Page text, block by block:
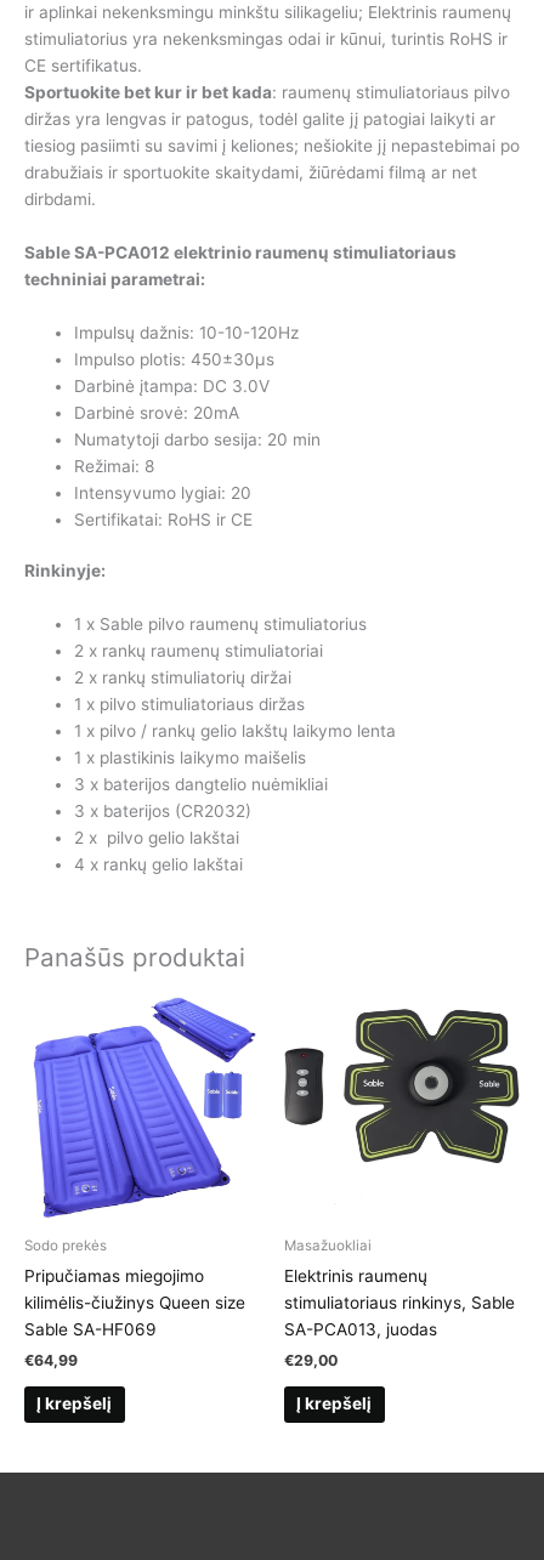
ir aplinkai nekenksmingu minkštu silikageliu; Elektrinis raumenų
stimuliatorius yra nekenksmingas odai ir kūnui, turintis RoHS ir
CE sertifikatus.
Sportuokite bet kur ir bet kada: raumenų stimuliatoriaus pilvo
diržas yra lengvas ir patogus, todėl galite jį patogiai laikyti ar
tiesiog pasiimti su savimi į keliones; nešiokite jį nepastebimai po
drabužiais ir sportuokite skaitydami, žiūrėdami filmą ar net
dirbdami.
Sable SA-PCA012 elektrinio raumenų stimuliatoriaus
techniniai parametrai:
Impulsų dažnis: 10-10-120Hz
Impulso plotis: 450±30μs
Darbinė įtampa: DC 3.0V
Darbinė srovė: 20mA
Numatytoji darbo sesija: 20 min
Režimai: 8
Intensyvumo lygiai: 20
Sertifikatai: RoHS ir CE
Rinkinyje:
1 x Sable pilvo raumenų stimuliatorius
2 x rankų raumenų stimuliatoriai
2 x rankų stimuliatorių diržai
1 x pilvo stimuliatoriaus diržas
1 x pilvo / rankų gelio lakštų laikymo lenta
1 x plastikinis laikymo maišelis
3 x baterijos dangtelio nuėmikliai
3 x baterijos (CR2032)
2 x pilvo gelio lakštai
4 x rankų gelio lakštai
Panašūs produktai
Sodo prekės
Pripučiamas miegojimo
kilimėlis-čiužinys Queen size
Sable SA-HF069
€64,99
Į krepšelį
Masažuokliai
Elektrinis raumenų
stimuliatoriaus rinkinys, Sable
SA-PCA013, juodas
€29,00
Į krepšelį